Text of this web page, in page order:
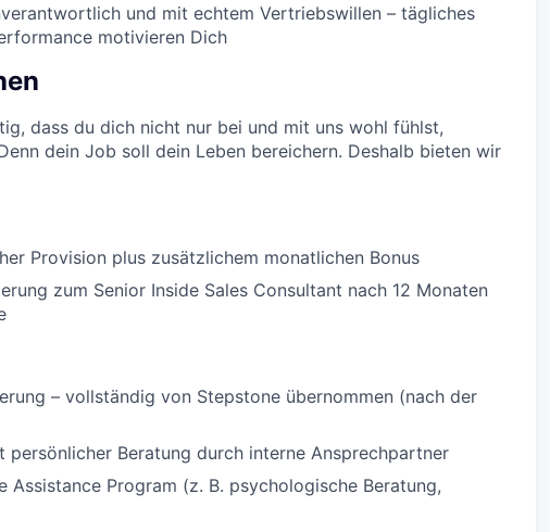
und mit echtem Vertriebswillen – tägliches
motivieren Dich
dass du dich nicht nur bei und mit uns wohl fühlst,
dein Job soll dein Leben bereichern. Deshalb bieten wir
Provision plus zusätzlichem monatlichen Bonus
zum Senior Inside Sales Consultant nach 12 Monaten
– vollständig von Stepstone übernommen (nach der
persönlicher Beratung durch interne Ansprechpartner
Assistance Program (z. B. psychologische Beratung,